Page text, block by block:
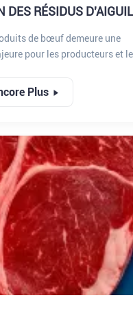
DES RÉSIDUS
de bœuf demeure une
pour les producteurs et
la présence de résidus
aiguilles peuvent provenir de
peut migrer dans le tissu
sérieux pour les
de la viande.
les conséquences sont
atteinte à l'image de
Plus